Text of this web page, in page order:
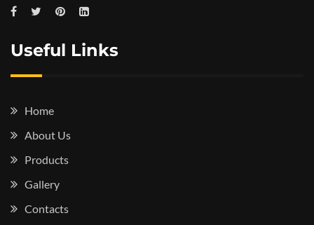
Useful Links
Home
About Us
Products
Gallery
Contacts